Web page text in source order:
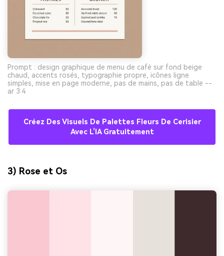
Prompt : design graphique de menu de café sur fond beige
chaud, accents rosés, typographie propre, icônes ligne
simples, mise en page moderne, pas de mains, pas de table --
ar 3:4
Créez Des Visuels De Palettes Fleurs De Cerisier
Avec L’IA Gratuitement
3) Rose et Os